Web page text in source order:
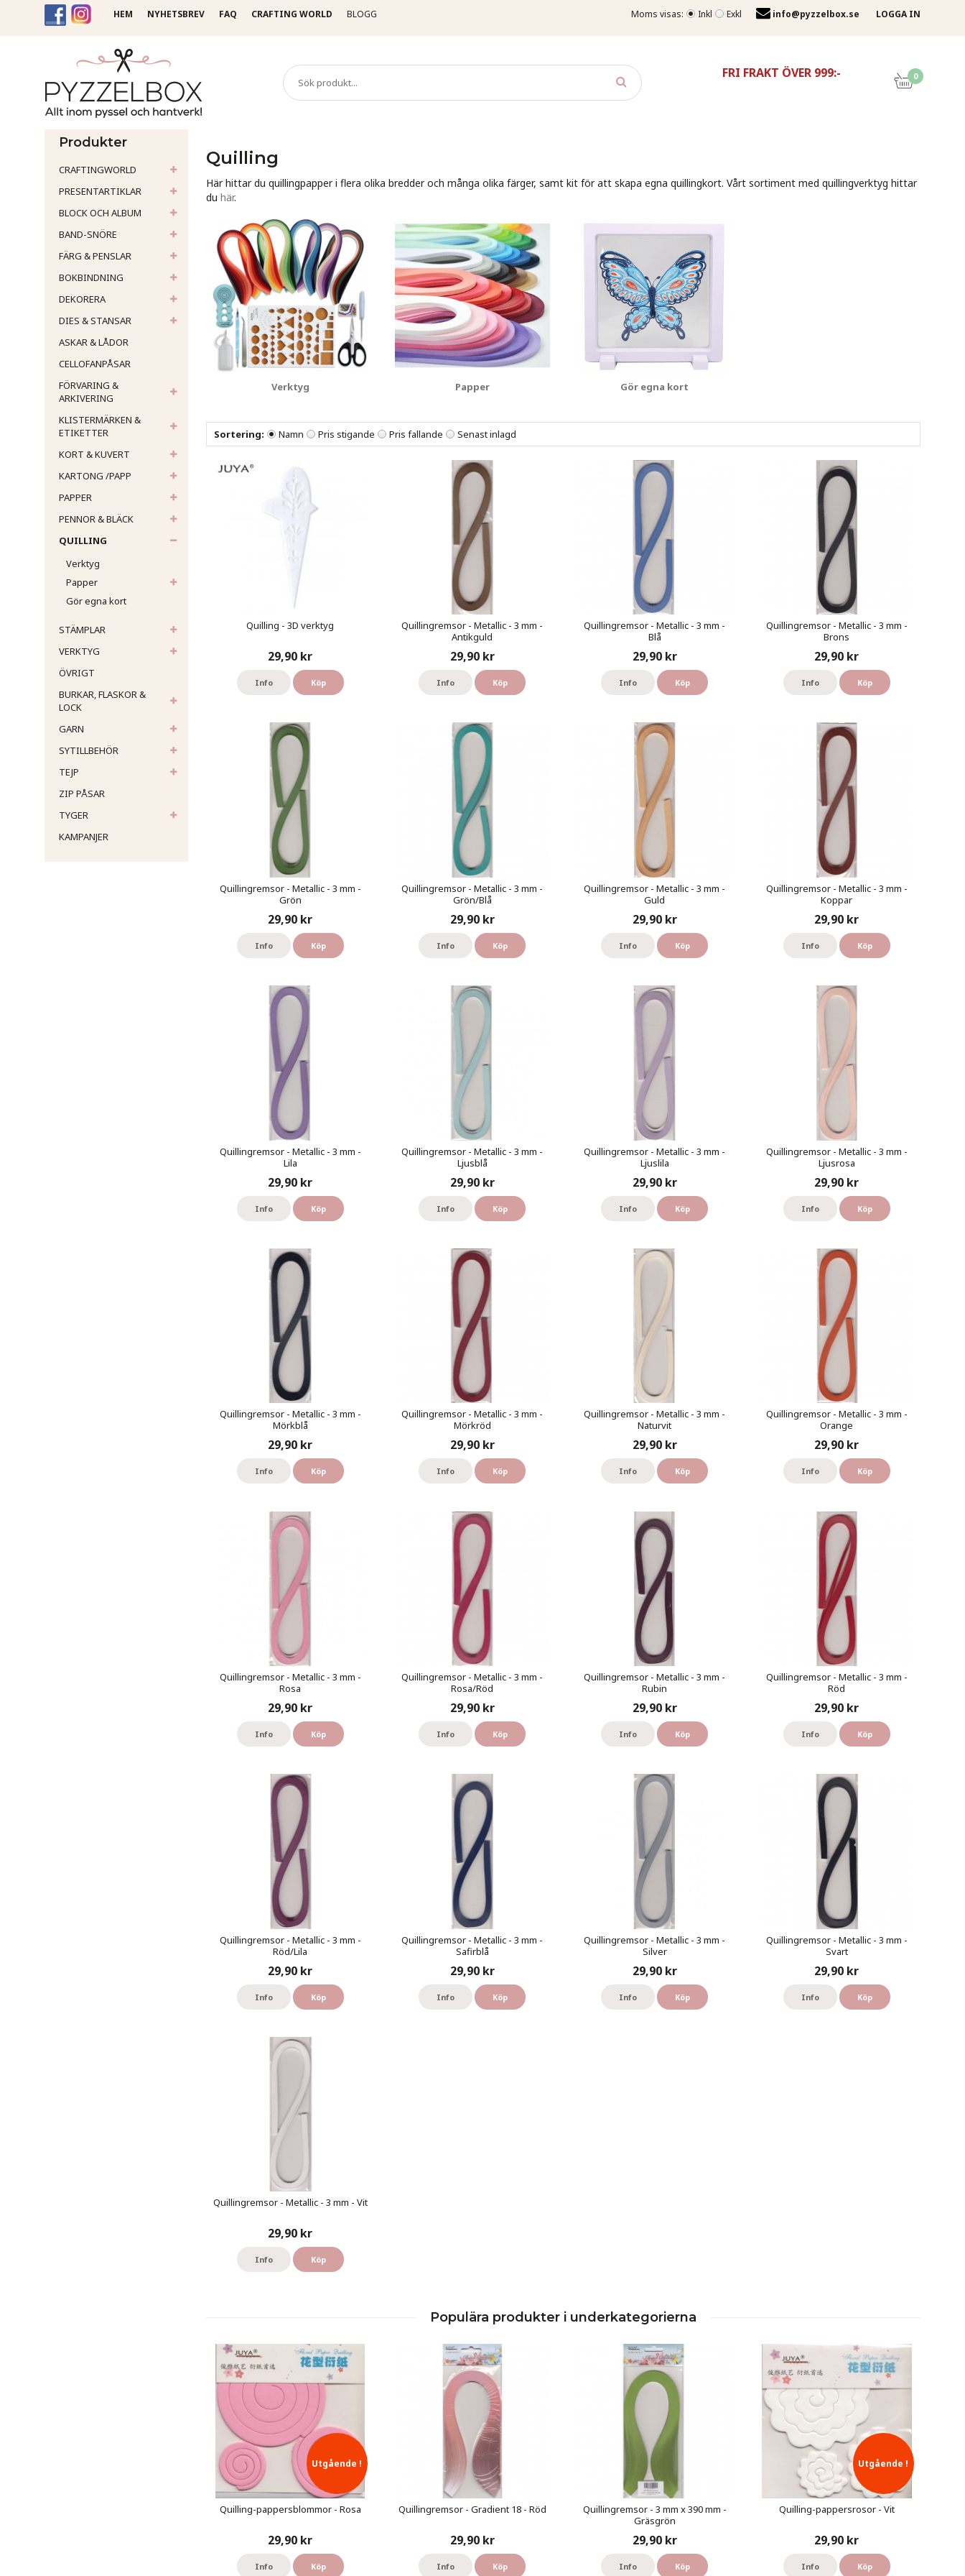
Moms visas: Inkl Exkl info@pyzzelbox.se LOGGA IN
HEM NYHETSBREV FAQ CRAFTING WORLD BLOGG
FRI FRAKT ÖVER 999:- 0
Produkter
CRAFTINGWORLD
PRESENTARTIKLAR
BLOCK OCH ALBUM
BAND-SNÖRE
FÄRG & PENSLAR
BOKBINDNING
DEKORERA
DIES & STANSAR
ASKAR & LÅDOR
CELLOFANPÅSAR
FÖRVARING &
ARKIVERING
KLISTERMÄRKEN &
ETIKETTER
KORT & KUVERT
KARTONG /PAPP
PAPPER
PENNOR & BLÄCK
QUILLING
Verktyg
Papper
Gör egna kort
STÄMPLAR
VERKTYG
ÖVRIGT
BURKAR, FLASKOR &
LOCK
GARN
SYTILLBEHÖR
TEJP
ZIP PÅSAR
TYGER
KAMPANJER
Quilling
Här hittar du quillingpapper i flera olika bredder och många olika färger, samt kit för att skapa egna quillingkort. Vårt sortiment med quillingverktyg hittar
du här.
Verktyg Papper Gör egna kort
Sortering: Namn Pris stigande Pris fallande Senast inlagd
Quilling - 3D verktyg
29,90 kr
Info Köp
Quillingremsor - Metallic - 3 mm -
Antikguld
29,90 kr
Info Köp
Quillingremsor - Metallic - 3 mm -
Blå
29,90 kr
Info Köp
Quillingremsor - Metallic - 3 mm -
Brons
29,90 kr
Info Köp
Quillingremsor - Metallic - 3 mm -
Grön
29,90 kr
Info Köp
Quillingremsor - Metallic - 3 mm -
Grön/Blå
29,90 kr
Info Köp
Quillingremsor - Metallic - 3 mm -
Guld
29,90 kr
Info Köp
Quillingremsor - Metallic - 3 mm -
Koppar
29,90 kr
Info Köp
Quillingremsor - Metallic - 3 mm -
Lila
29,90 kr
Info Köp
Quillingremsor - Metallic - 3 mm -
Ljusblå
29,90 kr
Info Köp
Quillingremsor - Metallic - 3 mm -
Ljuslila
29,90 kr
Info Köp
Quillingremsor - Metallic - 3 mm -
Ljusrosa
29,90 kr
Info Köp
Quillingremsor - Metallic - 3 mm -
Mörkblå
29,90 kr
Info Köp
Quillingremsor - Metallic - 3 mm -
Mörkröd
29,90 kr
Info Köp
Quillingremsor - Metallic - 3 mm -
Naturvit
29,90 kr
Info Köp
Quillingremsor - Metallic - 3 mm -
Orange
29,90 kr
Info Köp
Quillingremsor - Metallic - 3 mm -
Rosa
29,90 kr
Info Köp
Quillingremsor - Metallic - 3 mm -
Rosa/Röd
29,90 kr
Info Köp
Quillingremsor - Metallic - 3 mm -
Rubin
29,90 kr
Info Köp
Quillingremsor - Metallic - 3 mm -
Röd
29,90 kr
Info Köp
Quillingremsor - Metallic - 3 mm -
Röd/Lila
29,90 kr
Info Köp
Quillingremsor - Metallic - 3 mm -
Safirblå
29,90 kr
Info Köp
Quillingremsor - Metallic - 3 mm -
Silver
29,90 kr
Info Köp
Quillingremsor - Metallic - 3 mm -
Svart
29,90 kr
Info Köp
Quillingremsor - Metallic - 3 mm - Vit
29,90 kr
Info Köp
Populära produkter i underkategorierna
Utgående !
Quilling-pappersblommor - Rosa
29,90 kr
Info Köp
Quillingremsor - Gradient 18 - Röd
29,90 kr
Info Köp
Quillingremsor - 3 mm x 390 mm -
Gräsgrön
29,90 kr
Info Köp
Utgående !
Quilling-pappersrosor - Vit
29,90 kr
Info Köp